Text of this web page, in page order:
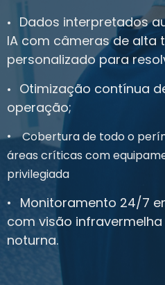
•
Dados interpretados
IA com câmeras de alta
personalizado para
•
Otimização contínua
operação;
•Cobertura de todo o
áreas críticas com
privilegiada
• Monitoramento 24/7
com visão
noturna.